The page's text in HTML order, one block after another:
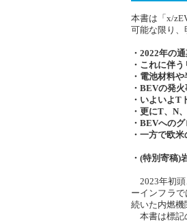
本書は「x/
可能な限り
・2022年の
・これに伴
・電池材料
・BEVの発
・いよいよT
・更にT、N
・BEVへの
・一方で欧
・(特別寄稿)
2023年初頭
ーインフラ
続いた内燃機
本書は標記